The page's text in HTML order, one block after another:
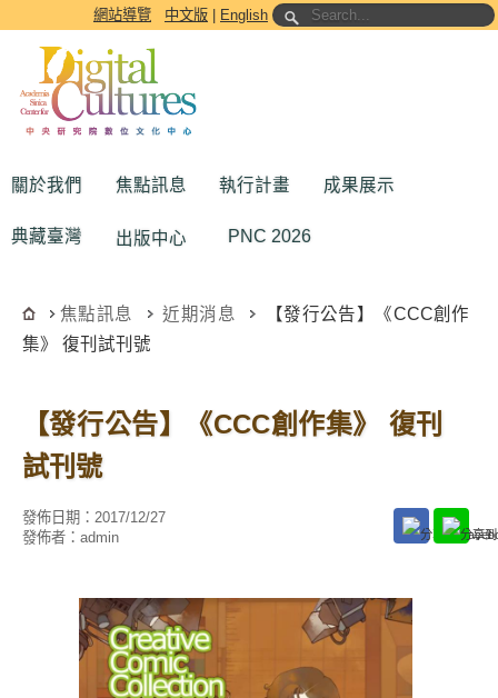
跳到主要內容區塊網站導覽 中文版 English
關於我們 焦點訊息 執行計畫 成果展示
典藏臺灣 出版中心 PNC 2026
焦點訊息 近期消息
【發行公告】《CCC創作
集》 復刊試刊號
【發行公告】《CCC創作集》 復刊
試刊號
發佈日期： 2017/12/27
發佈者： admin